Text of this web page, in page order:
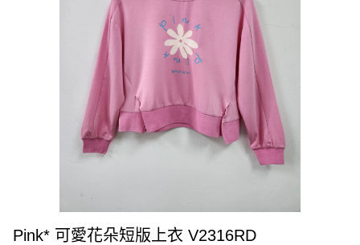
Pink* 可愛花朵短版上衣 V2316RD